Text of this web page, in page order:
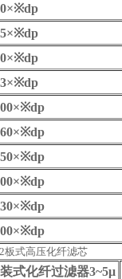
×※dp
×※dp
×※dp
×※dp
×※dp
×※dp
×※dp
×※dp
×※dp
×※dp
板式高压化纤滤芯
式化纤过滤器3~5μ